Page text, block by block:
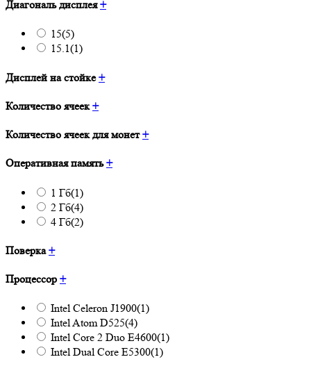
Диагональ дисплея+
15(5)
15.1(1)
Дисплей на стойке+
Количество ячеек+
Количество ячеек для монет+
Оперативная память+
1 Гб(1)
2 Гб(4)
4 Гб(2)
Поверка+
Процессор +
Intel Celeron J1900(1)
Intel Atom D525(4)
Intel Core 2 Duo E4600(1)
Intel Dual Core E5300(1)